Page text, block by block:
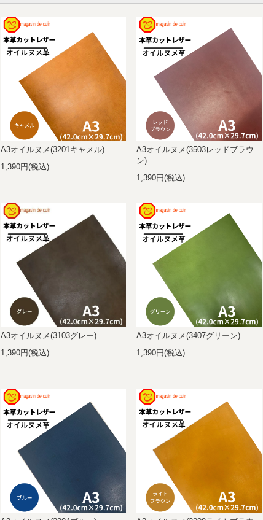
A3オイルヌメ(3201キャメル)
1,390円(税込)
A3オイルヌメ(3503レッドブラウ
ン)
1,390円(税込)
A3オイルヌメ(3103グレー)
1,390円(税込)
A3オイルヌメ(3407グリーン)
1,390円(税込)